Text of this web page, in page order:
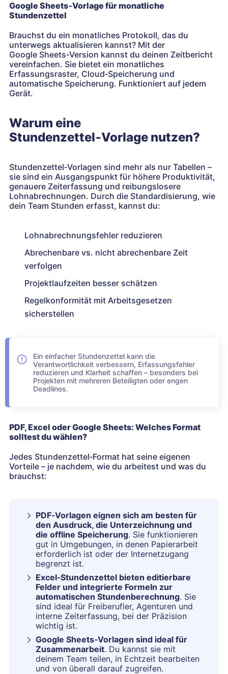
Google Sheets‑Vorlage für monatliche
Stundenzettel
Brauchst du ein monatliches Protokoll, das du
unterwegs aktualisieren kannst? Mit der
Google Sheets‑Version kannst du deinen Zeitbericht
vereinfachen. Sie bietet ein monatliches
Erfassungsraster, Cloud‑Speicherung und
automatische Speicherung. Funktioniert auf jedem
Gerät.
Warum eine
Stundenzettel‑Vorlage nutzen?
Stundenzettel‑Vorlagen sind mehr als nur Tabellen –
sie sind ein Ausgangspunkt für höhere Produktivität,
genauere Zeiterfassung und reibungslosere
Lohnabrechnungen. Durch die Standardisierung, wie
dein Team Stunden erfasst, kannst du:
Lohnabrechnungsfehler reduzieren
Abrechenbare vs. nicht abrechenbare Zeit
verfolgen
Projektlaufzeiten besser schätzen
Regelkonformität mit Arbeitsgesetzen
sicherstellen
Ein einfacher Stundenzettel kann die
Verantwortlichkeit verbessern, Erfassungsfehler
reduzieren und Klarheit schaffen – besonders bei
Projekten mit mehreren Beteiligten oder engen
Deadlines.
PDF, Excel oder Google Sheets: Welches Format
solltest du wählen?
Jedes Stundenzettel‑Format hat seine eigenen
Vorteile – je nachdem, wie du arbeitest und was du
brauchst:
PDF‑Vorlagen eignen sich am besten für
den Ausdruck, die Unterzeichnung und
die offline Speicherung. Sie funktionieren
gut in Umgebungen, in denen Papierarbeit
erforderlich ist oder der Internetzugang
begrenzt ist.
Excel‑Stundenzettel bieten editierbare
Felder und integrierte Formeln zur
automatischen Stundenberechnung. Sie
sind ideal für Freiberufler, Agenturen und
interne Zeiterfassung, bei der Präzision
wichtig ist.
Google Sheets‑Vorlagen sind ideal für
Zusammenarbeit. Du kannst sie mit
deinem Team teilen, in Echtzeit bearbeiten
und von überall darauf zugreifen.